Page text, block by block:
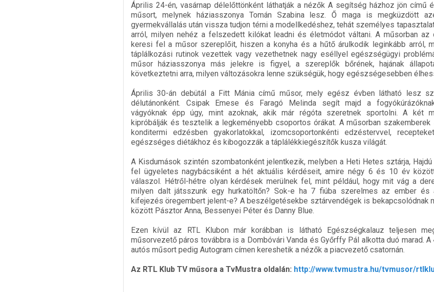
Április 24-én, vasárnap délelőttönként láthatják a nézők A segítség házhoz jön című
műsort, melynek háziasszonya Tomán Szabina lesz. Ő maga is megküzdött
gyermekvállalás után vissza tudjon térni a modellkedéshez, tehát személyes
arról, milyen nehéz a felszedett kilókat leadni és életmódot váltani. A műsorban az
keresi fel a műsor szereplőit, hiszen a konyha és a hűtő árulkodik leginkább arról,
táplálkozási rutinok vezettek vagy vezethetnek nagy eséllyel egészségügyi
műsor háziasszonya más jelekre is figyel, a szereplők bőrének, hajának
következtetni arra, milyen változásokra lenne szükségük, hogy egészségesebben
Április 30-án debütál a Fitt Mánia című műsor, mely egész évben látható lesz
délutánonként. Csipak Emese és Faragó Melinda segít majd a
vágyóknak épp úgy, mint azoknak, akik már régóta szeretnek sportolni. A két
kipróbálják és tesztelik a legkeményebb csoportos órákat. A műsorban szakemberek
konditermi edzésben gyakorlatokkal, izomcsoportonkénti edzéstervvel,
egészséges diétákhoz és kibogozzák a táplálékkiegészítők kusza világát.
A Kisdumások szintén szombatonként jelentkezik, melyben a Heti Hetes sztárja,
fel ügyeletes nagybácsiként a hét aktuális kérdéseit, amire négy 6 és 10 év
válaszol. Hétről-hétre olyan kérdések merülnek fel, mint például, hogy mit vág a
milyen dalt játsszunk egy hurkatöltőn? Sok-e ha 7 fiúba szerelmes az ember és
kifejezés öregembert jelent-e? A beszélgetésekbe sztárvendégek is bekapcsolódnak
között Pásztor Anna, Bessenyei Péter és Danny Blue.
Ezen kívül az RTL Klubon már korábban is látható Egészségkalauz teljesen
műsorvezető páros továbbra is a Dombóvári Vanda és Győrffy Pál alkotta duó marad. A
autós műsort pedig Autogram címen kereshetik a nézők a piacvezető csatornán.
Az RTL Klub TV műsora a TvMustra oldalán: http://www.tvmustra.hu/tvmusor/